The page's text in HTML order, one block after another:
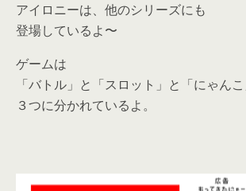
アイロニーは、他のシリーズにも
登場しているよ〜
ゲームは
「バトル」と「スロット」と「にゃん
３つに分かれているよ。